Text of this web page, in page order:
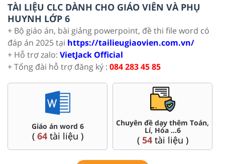
TÀI LIỆU CLC DÀNH CHO GIÁO VIÊN VÀ PHỤ
HUYNH LỚP 6
+ Bộ giáo án, bài giảng powerpoint, đề thi file word có
đáp án 2025 tại https://tailieugiaovien.com.vn/
+ Hỗ trợ zalo: VietJack Official
+ Tổng đài hỗ trợ đăng ký : 084 283 45 85
Đề thi HSG 6
(4tài liệu )
Trắc nghiệm đúng sai 6
(26tài liệu )